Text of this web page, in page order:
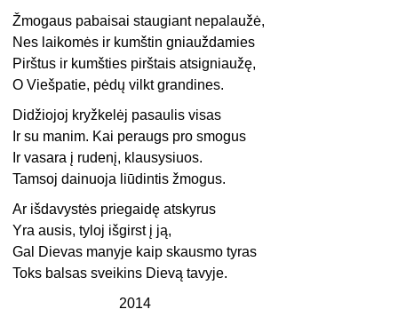
Žmogaus pabaisai staugiant nepalaužė,
Nes laikomės ir kumštin gniauždamies
Pirštus ir kumšties pirštais atsigniaužę,
O Viešpatie, pėdų vilkt grandines.
Didžiojoj kryžkelėj pasaulis visas
Ir su manim. Kai peraugs pro smogus
Ir vasara į rudenį, klausysiuos.
Tamsoj dainuoja liūdintis žmogus.
Ar išdavystės priegaidę atskyrus
Yra ausis, tyloj išgirst į ją,
Gal Dievas manyje kaip skausmo tyras
Toks balsas sveikins Dievą tavyje.
2014